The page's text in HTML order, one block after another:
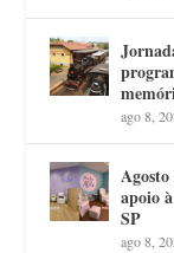
ago 8,
apoio
SP
ago 8,